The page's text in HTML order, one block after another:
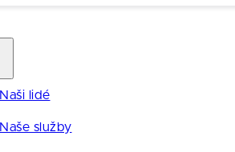
Naši lidé
Naše služby